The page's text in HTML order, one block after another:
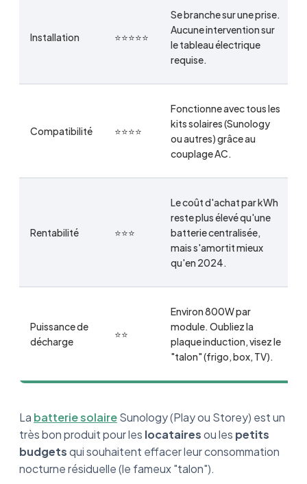
Installation ⭐⭐⭐⭐⭐
Se branche sur une prise.
Aucune intervention sur
le tableau électrique
requise.
Compatibilité ⭐⭐⭐⭐
Fonctionne avec tous les
kits solaires (Sunology
ou autres) grâce au
couplage AC.
Rentabilité ⭐⭐⭐
Le coût d'achat par kWh
reste plus élevé qu'une
batterie centralisée,
mais s'amortit mieux
qu'en 2024.
Puissance de
décharge
⭐⭐
Environ 800W par
module. Oubliez la
plaque induction, visez le
"talon" (frigo, box, TV).
La batterie solaireSunology (Play ou Storey) est un
très bon produit pour les locatairesou les petits
budgetsqui souhaitent effacer leur consommation
nocturne résiduelle (le fameux "talon").